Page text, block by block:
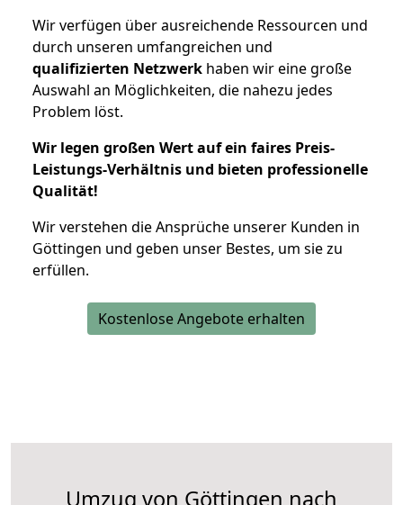
Wir verfügen über ausreichende Ressourcen und
durch unseren umfangreichen und
qualifizierten Netzwerk haben wir eine große
Auswahl an Möglichkeiten, die nahezu jedes
Problem löst.
Wir legen großen Wert auf ein faires Preis-
Leistungs-Verhältnis und bieten professionelle
Qualität!
Wir verstehen die Ansprüche unserer Kunden in
Göttingen und geben unser Bestes, um sie zu
erfüllen.
Kostenlose Angebote erhalten
Umzug von Göttingen nach